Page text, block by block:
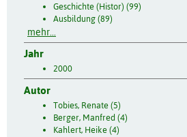
Geschichte (Histor) (99)
Ausbildung (89)
mehr...
Jahr
2000
Autor
Tobies, Renate (5)
Berger, Manfred (4)
Kahlert, Heike (4)